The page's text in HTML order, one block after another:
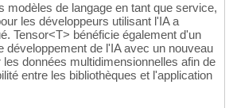
modèles de langage en tant que service,
les développeurs utilisant l'IA a
Tensor<T> bénéficie également d'un
développement de l'IA avec un nouveau
données multidimensionnelles afin de
entre les bibliothèques et l'application